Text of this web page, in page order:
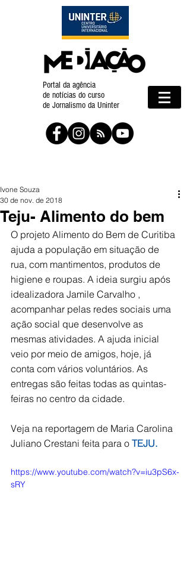
Portal da agência
de notícias do curso
de Jornalismo da Uninter
Teju- Alimento do bem
Ivone Souza
30 de nov. de 2018
O projeto Alimento do Bem de Curitiba
ajuda a população em situação de
rua, com mantimentos, produtos de
higiene e roupas. A ideia surgiu após
idealizadora Jamile Carvalho ,
acompanhar pelas redes sociais uma
ação social que desenvolve as
mesmas atividades. A ajuda inicial
veio por meio de amigos, hoje, já
conta com vários voluntários. As
entregas são feitas todas as quintas-
feiras no centro da cidade.
Veja na reportagem de Maria Carolina
Juliano Crestani feita para o TEJU.
https://www.youtube.com/watch?v=iu3pS6x-
sRY